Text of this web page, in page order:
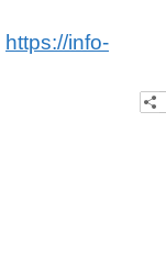
https://info-